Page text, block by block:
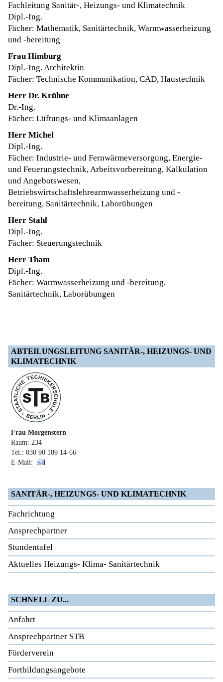
Fachleitung Sanitär-, Heizungs- und Klimatechnik
Dipl.-Ing.
Fächer: Mathematik, Sanitärtechnik, Warmwasserheizung
und -bereitung
Frau Himburg
Dipl.-Ing. Architektin
Fächer: Technische Kommunikation, CAD, Haustechnik
Herr Dr. Krühne
Dr.-Ing.
Fächer: Lüftungs- und Klimaanlagen
Herr Michel
Dipl.-Ing.
Fächer: Industrie- und Fernwärmeversorgung, Energie-
und Feuerungstechnik, Arbeitsvorbereitung, Kalkulation
und Angebotswesen,
Betriebswirtschaftslehrearmwasserheizung und -
bereitung, Sanitärtechnik, Laborübungen
Herr Stahl
Dipl.-Ing.
Fächer: Steuerungstechnik
Herr Tham
Dipl.-Ing.
Fächer: Warmwasserheizung und -bereitung,
Sanitärtechnik, Laborübungen
ABTEILUNGSLEITUNG SANITÄR-, HEIZUNGS- UND
KLIMATECHNIK
Frau Morgenstern
Raum: 234
Tel.: 030 90 189 14-66
E-Mail:
SANITÄR-, HEIZUNGS- UND KLIMATECHNIK
Fachrichtung
Ansprechpartner
Stundentafel
Aktuelles Heizungs- Klima- Sanitärtechnik
SCHNELL ZU...
Anfahrt
Ansprechpartner STB
Förderverein
Fortbildungsangebote